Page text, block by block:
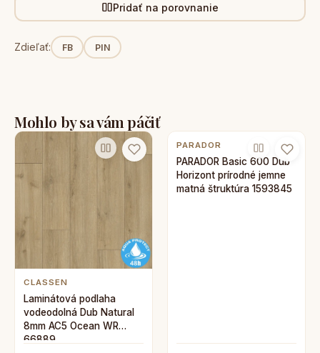
Pridať na porovnanie
Zdieľať: FB PIN
Mohlo by sa vám páčiť
CLASSEN
Laminátová podlaha
vodeodolná Dub Natural
8mm AC5 Ocean WR
66889
PARADOR
PARADOR Basic 600 Dub
Horizont prírodné jemne
matná štruktúra 1593845